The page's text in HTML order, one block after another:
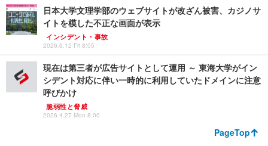
日本大学文理学部のウェブサイトが改ざん被害、カジノサ
イトを模した不正な画面が表示
インシデント・事故
2026.6.12 Fri 8:05
現在は第三者が広告サイトとして運用 ～ 東海大学がイン
シデント対応に伴い一時的に利用していたドメインに注意
呼びかけ
脆弱性と脅威
2026.4.27 Mon 8:00
PageTop